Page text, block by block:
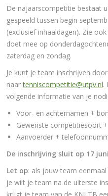
JEUGD
VRAGEN?
De najaarscompetitie bestaat
gespeeld tussen begin
(exclusief inhaaldagen). Zie
doet mee op
zaterdag en zondag.
Je kunt je team inschrijven
naartenniscompetitie@utpv.nl.
volgende informatie van je
Voor- en achternamen +
Gewenste competitiesoort
Aanvoerder +
De inschrijving sluit op 17
Let op: als jouw team
je wilt je team na de uiterste